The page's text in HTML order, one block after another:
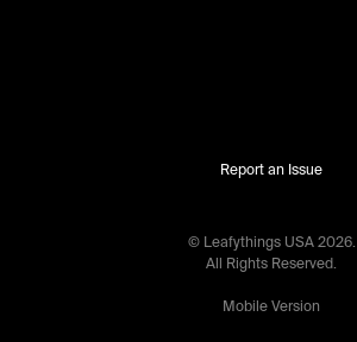
Report an Issue
© Leafythings USA 2026.
All Rights Reserved.
Mobile Version